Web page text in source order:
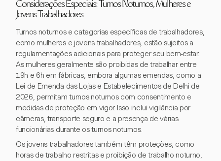
Considerações Especiais: Turnos Noturnos, Mulheres e
Jovens Trabalhadores
Turnos noturnos e categorias específicas de trabalhadores,
como mulheres e jovens trabalhadores, estão sujeitos a
regulamentações adicionais para proteger seu bem-estar.
As mulheres geralmente são proibidas de trabalhar entre
19h e 6h em fábricas, embora algumas emendas, como a
Lei de Emenda das Lojas e Estabelecimentos de Delhi de
2026, permitam turnos noturnos com consentimento e
medidas de proteção em vigor. Isso inclui vigilância por
câmeras, transporte seguro e a presença de várias
funcionárias durante os turnos noturnos.
Os jovens trabalhadores também têm proteções, como
horas de trabalho restritas e proibição de trabalho noturno,